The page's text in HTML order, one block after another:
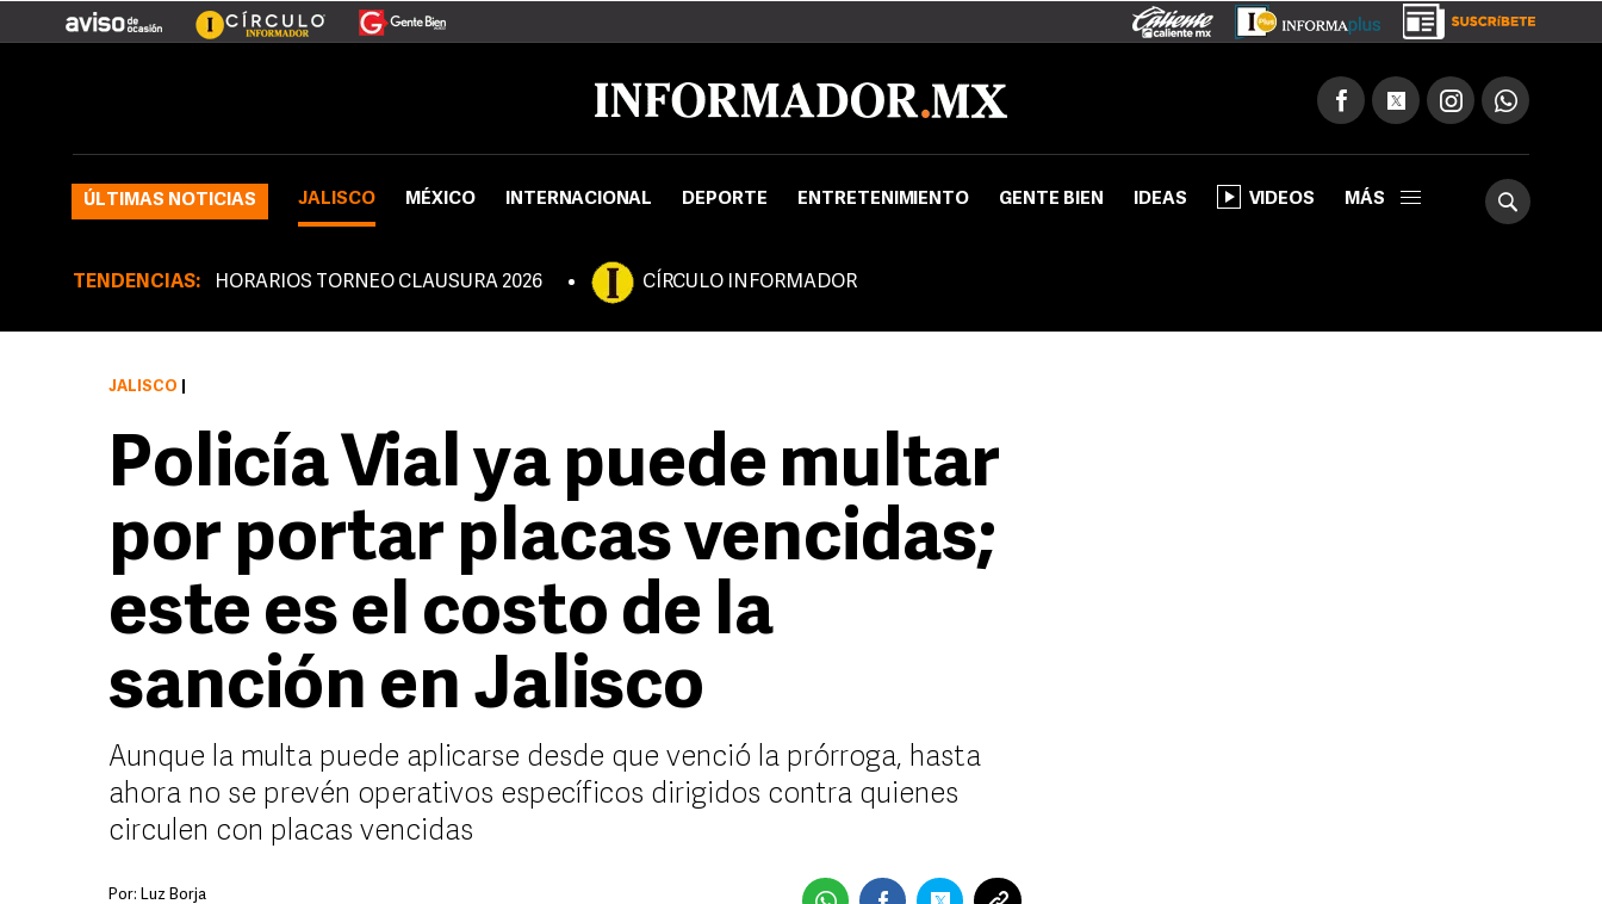
ÚLTIMAS NOTICIAS JALISCO MÉXICO INTERNACIONAL DEPORTE ENTRETENIMIENTO GENTE BIEN IDEAS VIDEOS MÁS
TENDENCIAS: HORARIOS TORNEO CLAUSURA 2026 CÍRCULO INFORMADOR
JALISCO
Policía Vial ya puede multar
por portar placas vencidas;
este es el costo de la
sanción en Jalisco
Aunque la multa puede aplicarse desde que venció la prórroga, hasta
ahora no se prevén operativos específicos dirigidos contra quienes
circulen con placas vencidas
Por: Luz Borja